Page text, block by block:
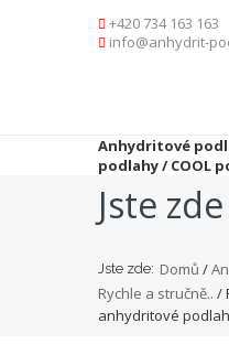
+420 734 163 163
info@anhydrit-
Anhydritové
podlahy / COOL
Jste zde
Jste zde: Domů /
Rychle a stručně.. /
anhydritové